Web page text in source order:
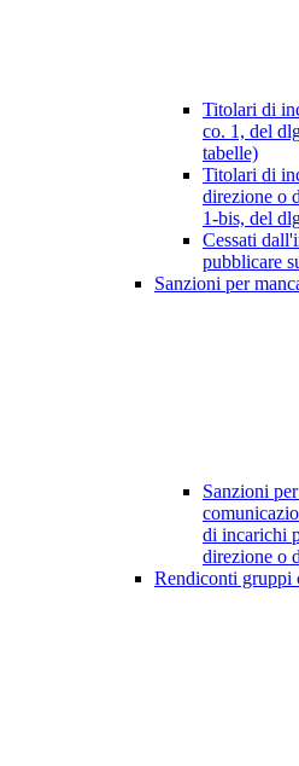
Titolari di
co. 1, del
tabelle)
Titolari di
direzione o
1-bis, del
Cessati
pubblicare
Sanzioni per
Sanzioni
di incarichi
direzione o
Rendiconti gruppi